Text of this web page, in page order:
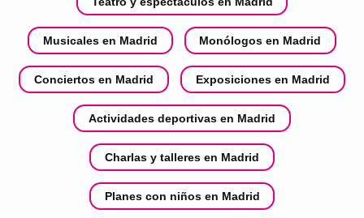
Musicales en Madrid Monólogos en Madrid
Conciertos en Madrid Exposiciones en Madrid
Actividades deportivas en Madrid
Charlas y talleres en Madrid
Planes con niños en Madrid